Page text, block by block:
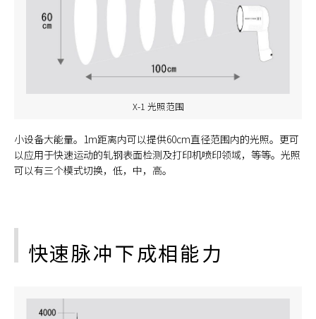
X-1 光照范围
小设备大能量。1m距离内可以提供60cm直径范围内的光照。更可
以应用于快速运动的轧钢表面检测及打印机喷印领域，等等。光照
可以有三个模式切换，低，中，高。
快速脉冲下成相能力